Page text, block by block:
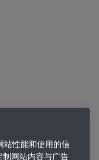
站性能和使用的信
制网站内容与广告